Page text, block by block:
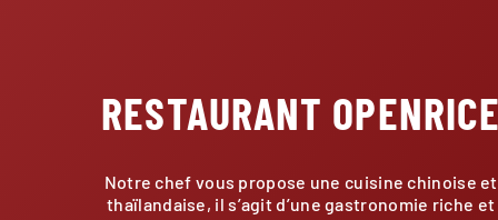
RESTAURANT
Notre chef vous propose une cuisine chinoise et
thaïlandaise, il s’agit d’une gastronomie riche et